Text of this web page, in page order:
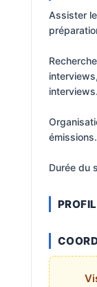
Assister
interviews.
émissions.
Durée du